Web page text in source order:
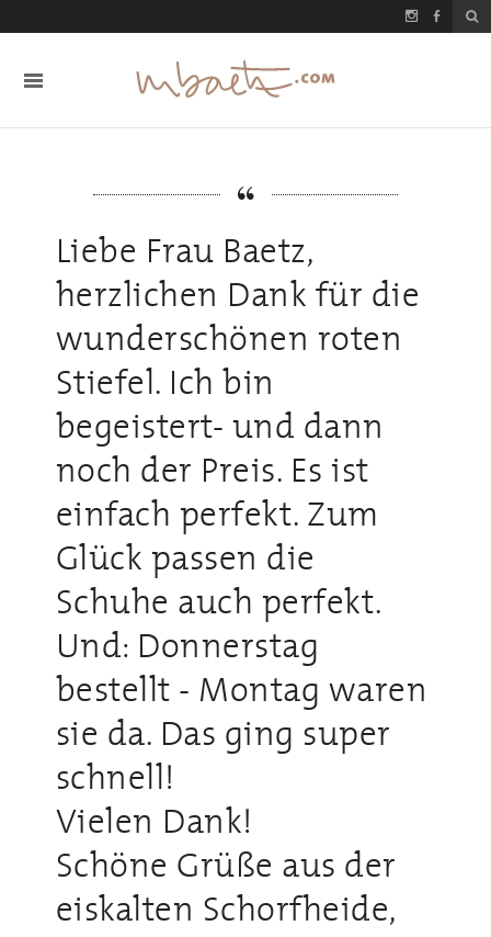
Liebe Frau Baetz,
herzlichen Dank für die
wunderschönen roten
Stiefel. Ich bin
begeistert- und dann
noch der Preis. Es ist
einfach perfekt. Zum
Glück passen die
Schuhe auch perfekt.
Und: Donnerstag
bestellt - Montag waren
sie da. Das ging super
schnell!
Vielen Dank!
Schöne Grüße aus der
eiskalten Schorfheide,